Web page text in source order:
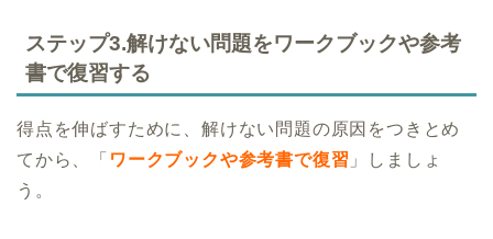
ステップ3.解けない問題をワークブックや参考
書で復習する
得点を伸ばすために、解けない問題の原因をつきとめ
てから、「 ワークブックや参考書で復習 」しましょ
う。